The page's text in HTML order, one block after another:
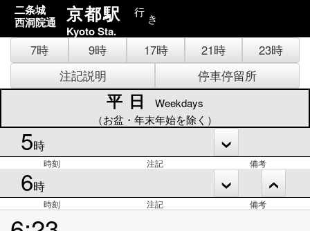
二条城
西洞院通
京都駅 行 き
Kyoto Sta.
7時 9時 17時 21時
23時
注記説明
停車停留所
平日
Weekdays
（お盆・年末年始を除く）
5時
時刻 注記 備考
6時
時刻 注記 備考